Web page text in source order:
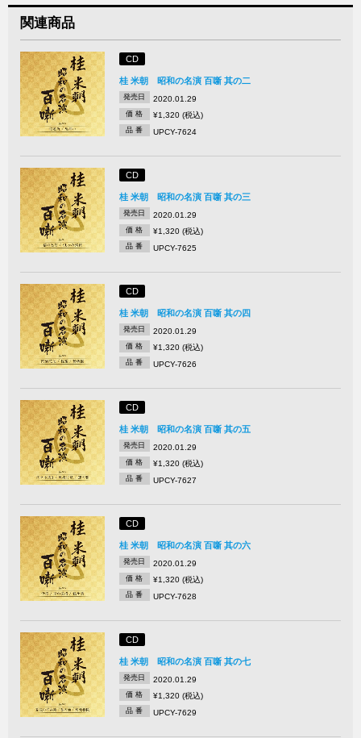
関連商品
CD
桂 米朝 昭和の名演 百噺 其の二
発売日 2020.01.29
価 格 ¥1,320 (税込)
品 番 UPCY-7624
CD
桂 米朝 昭和の名演 百噺 其の三
発売日 2020.01.29
価 格 ¥1,320 (税込)
品 番 UPCY-7625
CD
桂 米朝 昭和の名演 百噺 其の四
発売日 2020.01.29
価 格 ¥1,320 (税込)
品 番 UPCY-7626
CD
桂 米朝 昭和の名演 百噺 其の五
発売日 2020.01.29
価 格 ¥1,320 (税込)
品 番 UPCY-7627
CD
桂 米朝 昭和の名演 百噺 其の六
発売日 2020.01.29
価 格 ¥1,320 (税込)
品 番 UPCY-7628
CD
桂 米朝 昭和の名演 百噺 其の七
発売日 2020.01.29
価 格 ¥1,320 (税込)
品 番 UPCY-7629